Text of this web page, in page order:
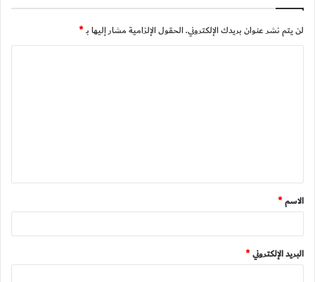
لن يتم نشر عنوان بريدك الإلكتروني.الحقول الإلزامية مشار إليها بـ*
ق
*
الاسم*
البريد الإلكتروني*